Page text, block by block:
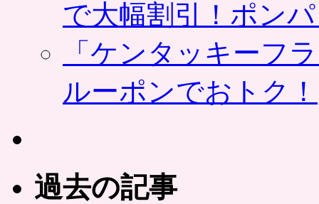
で大幅割引！ポン
「ケンタッキーフ
ルーポンでおトク！
過去の記事